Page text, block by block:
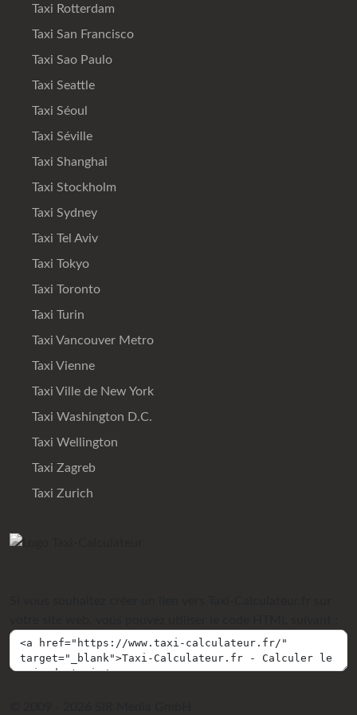
Taxi Rotterdam
Taxi San Francisco
Taxi Sao Paulo
Taxi Seattle
Taxi Séoul
Taxi Séville
Taxi Shanghai
Taxi Stockholm
Taxi Sydney
Taxi Tel Aviv
Taxi Tokyo
Taxi Toronto
Taxi Turin
Taxi Vancouver Metro
Taxi Vienne
Taxi Ville de New York
Taxi Washington D.C.
Taxi Wellington
Taxi Zagreb
Taxi Zurich